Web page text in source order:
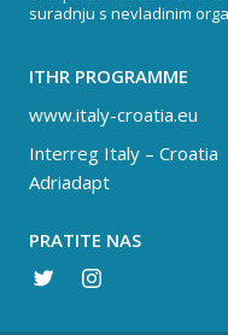
suradnju s nevladinim
ITHR PROGRAMME
www.italy-croatia.eu
Interreg Italy – Croatia
Adriadapt
PRATITE NAS